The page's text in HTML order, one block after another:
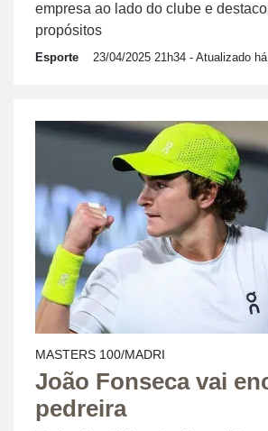
empresa ao lado do clube e
propósitos
Esporte 23/04/2025 21h34 - Atualizado
MASTERS 100/MADRI
João Fonseca vai
pedreira